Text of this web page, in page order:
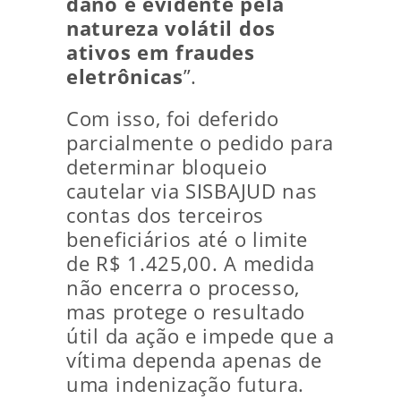
natureza volátil dos
ativos em fraudes
eletrônicas”.
Com isso, foi deferido
parcialmente o pedido para
determinar bloqueio
cautelar via SISBAJUD nas
contas dos terceiros
beneficiários até o limite
de R$ 1.425,00. A medida
não encerra o processo,
mas protege o resultado
útil da ação e impede que a
vítima dependa apenas de
uma indenização futura.